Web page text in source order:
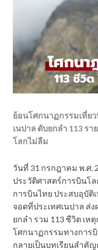
ย้อนโศกนาฏกรรมเที่ย
เนปาล ดับยกลำ 113 ร
โลกไม่ลืม
วันที่ 31 กรกฎาคม พ.ศ.
ประวัติศาสตร์การบินโล
การบินไทย ประสบอุบัติ
จอดที่ประเทศเนปาล ส่
ยกลำ รวม 113 ชีวิต เ
โศกนาฏกรรมทางการ
กลายเป็นบทเรียนสำคั